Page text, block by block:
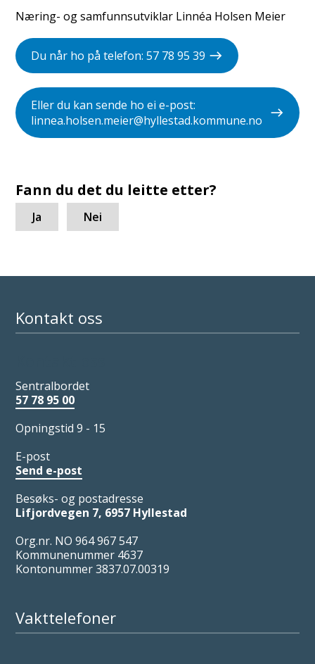
Næring- og samfunnsutviklar Linnéa Holsen Meier
Du når ho på telefon: 57 78 95 39
Eller du kan sende ho ei e-post:
linnea.holsen.meier@hyllestad.kommune.no
Fann du det du leitte etter?
Ja Nei
Kontakt oss
Sentralbordet
57 78 95 00
Opningstid 9 - 15
E-post
Send e-post
Besøks- og postadresse
Lifjordvegen 7, 6957 Hyllestad
Org.nr. NO 964 967 547
Kommunenummer 4637
Kontonummer 3837.07.00319
Vakttelefoner